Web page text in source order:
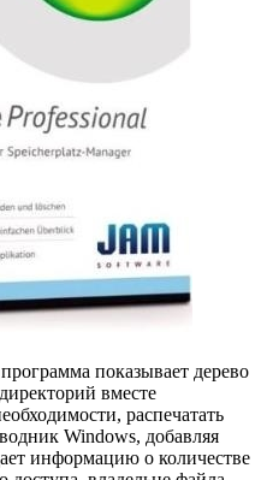
показывает дерево
вместе
распечатать
Windows, добавляя
информацию о количестве